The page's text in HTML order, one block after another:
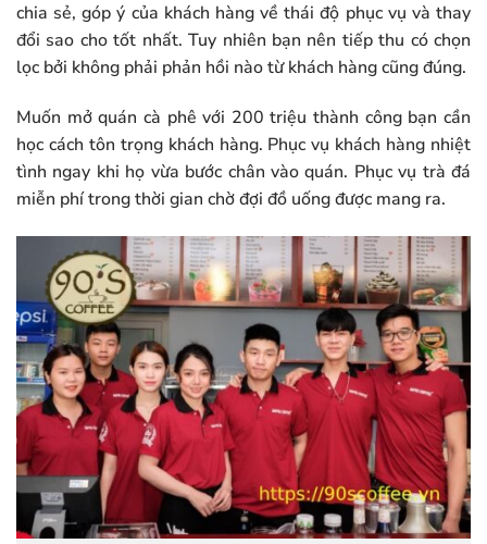
chia sẻ, góp ý của khách hàng về thái độ phục vụ và thay
đổi sao cho tốt nhất. Tuy nhiên bạn nên tiếp thu có chọn
lọc bởi không phải phản hồi nào từ khách hàng cũng đúng.
Muốn mở quán cà phê với 200 triệu thành công bạn cần
học cách tôn trọng khách hàng. Phục vụ khách hàng nhiệt
tình ngay khi họ vừa bước chân vào quán. Phục vụ trà đá
miễn phí trong thời gian chờ đợi đồ uống được mang ra.